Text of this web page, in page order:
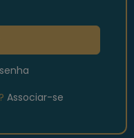
Associar-se